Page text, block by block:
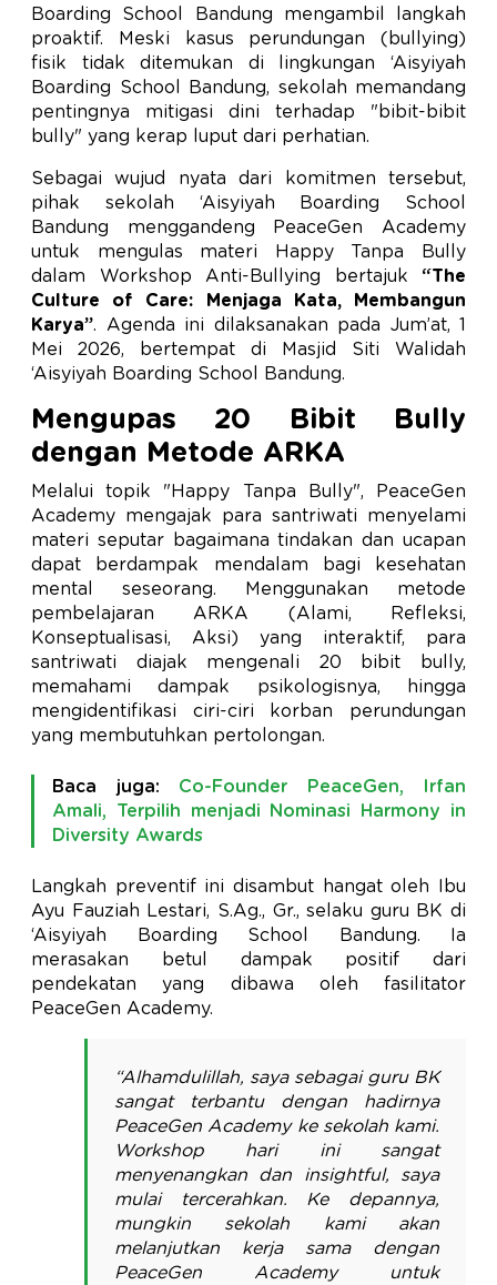
Boarding School Bandung mengambil langkah
proaktif. Meski kasus perundungan (bullying)
fisik tidak ditemukan di lingkungan ‘Aisyiyah
Boarding School Bandung, sekolah memandang
pentingnya mitigasi dini terhadap "bibit-bibit
bully" yang kerap luput dari perhatian.
Sebagai wujud nyata dari komitmen tersebut,
pihak sekolah ‘Aisyiyah Boarding School
Bandung menggandeng PeaceGen Academy
untuk mengulas materi Happy Tanpa Bully
dalam Workshop Anti-Bullying bertajuk “The
Culture of Care: Menjaga Kata, Membangun
Karya”. Agenda ini dilaksanakan pada Jum’at, 1
Mei 2026, bertempat di Masjid Siti Walidah
‘Aisyiyah Boarding School Bandung.
Mengupas 20 Bibit Bully
dengan Metode ARKA
Melalui topik "Happy Tanpa Bully", PeaceGen
Academy mengajak para santriwati menyelami
materi seputar bagaimana tindakan dan ucapan
dapat berdampak mendalam bagi kesehatan
mental seseorang. Menggunakan metode
pembelajaran ARKA (Alami, Refleksi,
Konseptualisasi, Aksi) yang interaktif, para
santriwati diajak mengenali 20 bibit bully,
memahami dampak psikologisnya, hingga
mengidentifikasi ciri-ciri korban perundungan
yang membutuhkan pertolongan.
Baca juga: Co-Founder PeaceGen, Irfan
Amali, Terpilih menjadi Nominasi Harmony in
Diversity Awards
Langkah preventif ini disambut hangat oleh Ibu
Ayu Fauziah Lestari, S.Ag., Gr., selaku guru BK di
‘Aisyiyah Boarding School Bandung. Ia
merasakan betul dampak positif dari
pendekatan yang dibawa oleh fasilitator
PeaceGen Academy.
“Alhamdulillah, saya sebagai guru BK
sangat terbantu dengan hadirnya
PeaceGen Academy ke sekolah kami.
Workshop hari ini sangat
menyenangkan dan insightful, saya
mulai tercerahkan. Ke depannya,
mungkin sekolah kami akan
melanjutkan kerja sama dengan
PeaceGen Academy untuk